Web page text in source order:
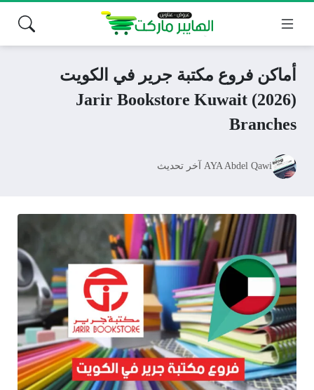
أماكن فروع مكتبة جرير في الكويت
(2026) Jarir Bookstore Kuwait
Branches
AYA Abdel Qawi آخر تحديث